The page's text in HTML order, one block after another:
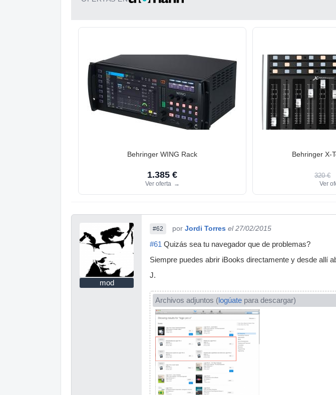
Behringer WING Rack
1.385 €
Ver oferta →
Behringer X-
320 €
Ver
mod
#62 por Jordi Torres el 27/02/2015
#61 Quizás sea tu navegador que de problemas?
Siempre puedes abrir iBooks directamente y desde allí
J.
Archivos adjuntos (logúate para descargar)